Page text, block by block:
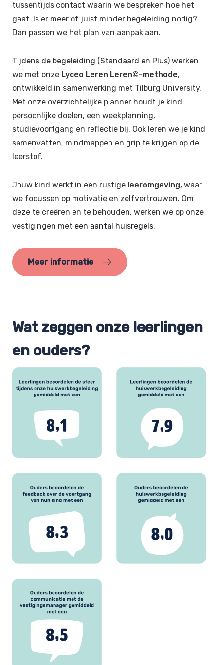
tussentijds contact waarin we bespreken hoe het
gaat. Is er meer of juist minder begeleiding nodig?
Dan passen we het plan van aanpak aan.
Tijdens de begeleiding (Standaard en Plus) werken
we met onze Lyceo Leren Leren©-methode,
ontwikkeld in samenwerking met Tilburg University.
Met onze overzichtelijke planner houdt je kind
persoonlijke doelen, een weekplanning,
studievoortgang en reflectie bij. Ook leren we je kind
samenvatten, mindmappen en grip te krijgen op de
leerstof.
Jouw kind werkt in een rustige leeromgeving, waar
we focussen op motivatie en zelfvertrouwen. Om
deze te creëren en te behouden, werken we op onze
vestigingen met een aantal huisregels.
Meer informatie
Wat zeggen onze leerlingen
en ouders?